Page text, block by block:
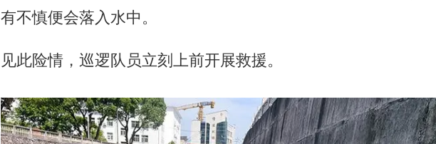
有不慎便会落入水中。
见此险情，巡逻队员立刻上前开展救援。